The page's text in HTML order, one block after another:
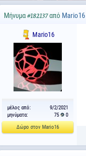
Μήνυμα #182137από Mario16
Mario16
μέλος από:
9/2/2021
μηνύματα:
75
0
Δώρο στον Mario16